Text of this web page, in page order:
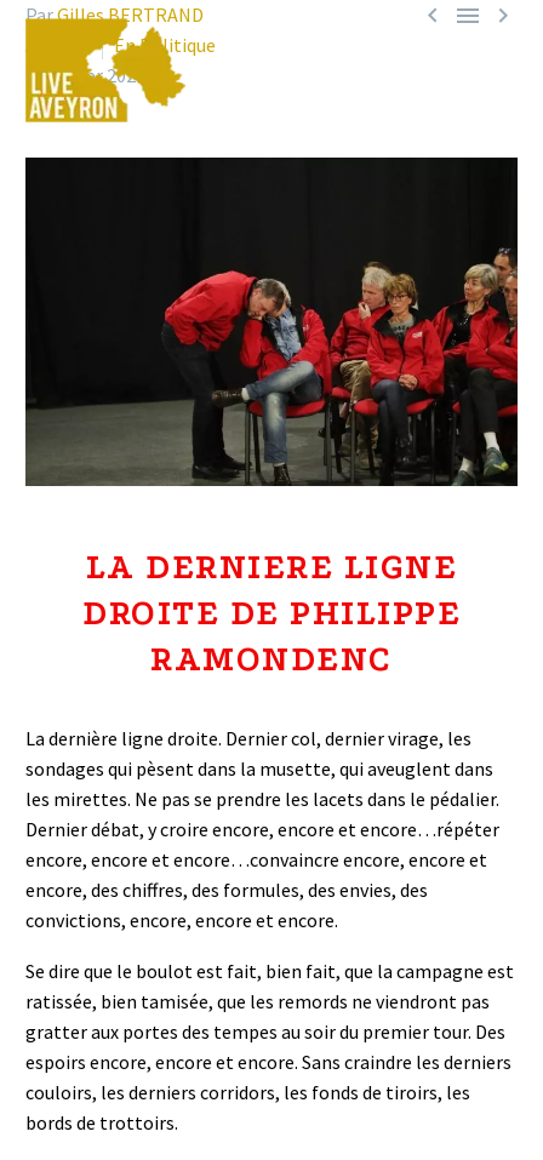
  
ParGilles BERTRAND
A Millau
En Politique
21 février 2020
LA DERNIERE LIGNE
DROITE DE PHILIPPE
RAMONDENC
La dernière ligne droite. Dernier col, dernier virage, les
sondages qui pèsent dans la musette, qui aveuglent dans
les mirettes. Ne pas se prendre les lacets dans le pédalier.
Dernier débat, y croire encore, encore et encore…répéter
encore, encore et encore…convaincre encore, encore et
encore, des chiffres, des formules, des envies, des
convictions, encore, encore et encore.
Se dire que le boulot est fait, bien fait, que la campagne est
ratissée, bien tamisée, que les remords ne viendront pas
gratter aux portes des tempes au soir du premier tour. Des
espoirs encore, encore et encore. Sans craindre les derniers
couloirs, les derniers corridors, les fonds de tiroirs, les
bords de trottoirs.